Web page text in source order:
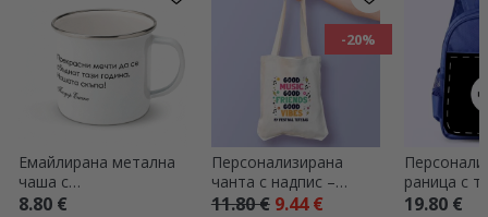
Емайлирана метална
чаша с
персонализирано
8.80 €
-20%
Персонализирана
чанта с надпис –
Festival good vibes
11.80 €9.44 €
раница с
19.80 €